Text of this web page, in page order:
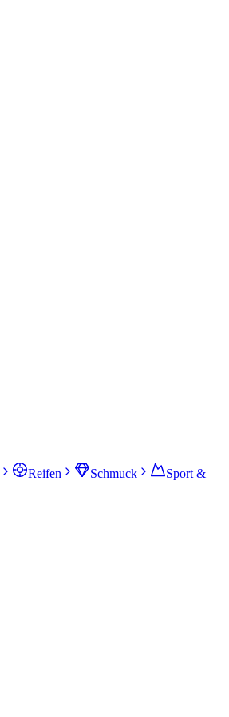
Reifen Schmuck
Sport &